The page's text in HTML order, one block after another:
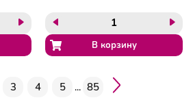
3 4 5 ... 85